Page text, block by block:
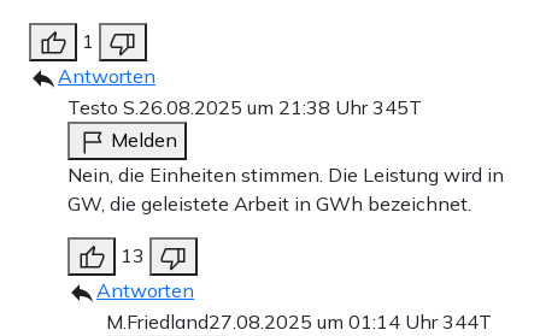
1
Antworten
Testo S. 26.08.2025 um 21:38 Uhr345T
Melden
Nein, die Einheiten stimmen. Die Leistung wird in
GW, die geleistete Arbeit in GWh bezeichnet.
13
Antworten
M.Friedland27.08.2025 um 01:14 Uhr344T